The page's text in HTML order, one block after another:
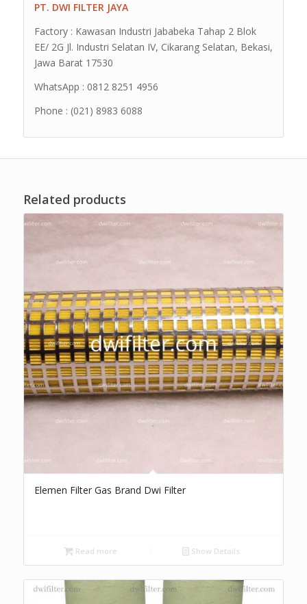
PT. DWI FILTER JAYA
Factory : Kawasan Industri Jababeka Tahap 2 Blok
EE/ 2G Jl. Industri Selatan IV, Cikarang Selatan, Bekasi,
Jawa Barat 17530
WhatsApp : 0812 8251 4956
Phone : (021) 8983 6088
Related products
Elemen Filter Gas Brand Dwi Filter
Read more Show Details